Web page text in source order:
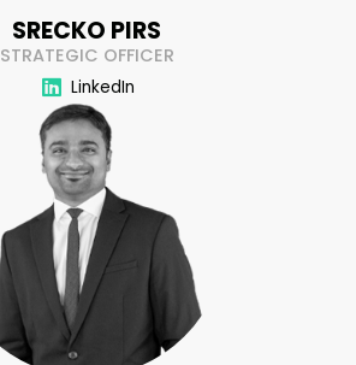
SRECKO PIRS
STRATEGIC OFFICER
LinkedIn